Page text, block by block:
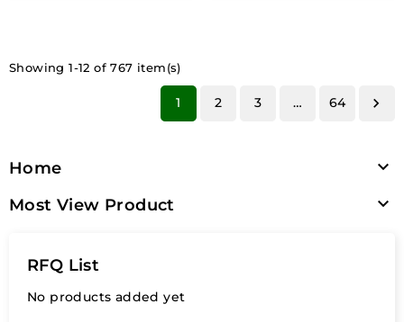
Showing 1-12 of 767 item(s)
1 2 3 … 64 
Home 
Most View Product 
RFQ List
No products added yet